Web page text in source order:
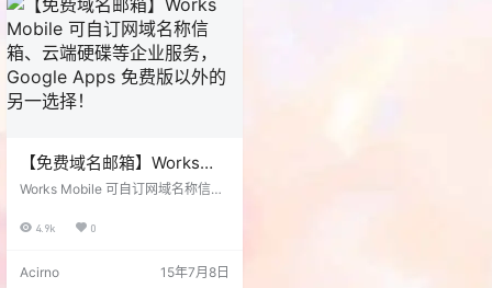
【免费域名邮箱】Works
Mobile 可自订网域名称信
Google Apps 免费版以外的
Works Mobile 可自订网域名称信
7月7日 by Pseric Works Mobile 可
的另一选择！ 早期 Google Apps for
4.9k 0
Acirno 15年7月8日